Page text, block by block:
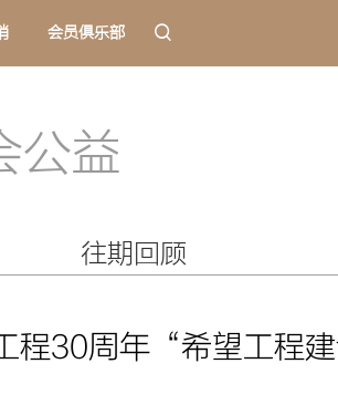
会员俱乐部
公益
往期回顾
程30周年“希望工程